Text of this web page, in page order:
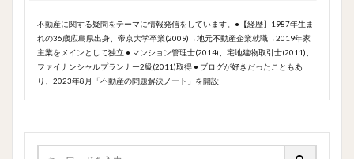
不動産に関する疑問をテーマに情報発信をしています。●【経歴】1987年生ま
れの36歳広島県出身、帝京大学卒業(2009)→地元不動産企業就職→2019年家
主業をメインとして独立 ● マンション管理士(2014)、宅地建物取引士(2011)、
ファイナンシャルプランナー2級(2011)取得 ● ブログが好きだったこともあ
り、2023年8月「不動産の問題解決ノート」を開設